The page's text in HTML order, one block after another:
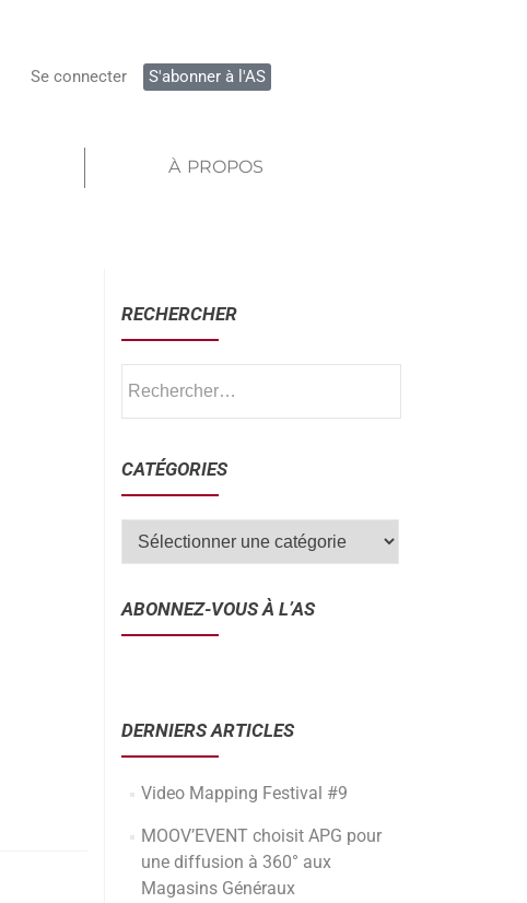
Se connecter S'abonner à l'AS
À PROPOS
RECHERCHER
CATÉGORIES
ABONNEZ-VOUS À L’AS
DERNIERS ARTICLES
Video Mapping Festival #9
MOOV’EVENT choisit APG pour
une diffusion à 360° aux
Magasins Généraux